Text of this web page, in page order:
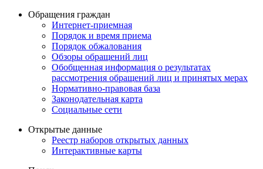
Обращения граждан
Интернет-приемная
Порядок и время приема
Порядок обжалования
Обзоры обращений лиц
Обобщенная информация о результатах
рассмотрения обращений лиц и принятых мерах
Нормативно-правовая база
Законодательная карта
Социальные сети
Открытые данные
Реестр наборов открытых данных
Интерактивные карты